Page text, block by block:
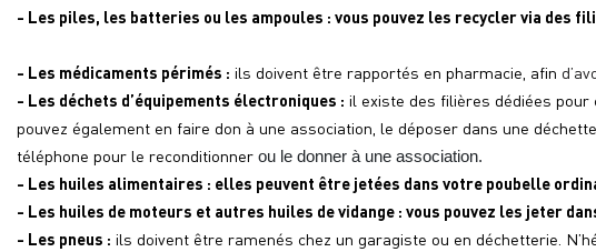
- Les piles, les batteries ou les ampoules : vous pouvez les recycler via des
- Les médicaments périmés : ils doivent être rapportés en pharmacie, afin
- Les déchets d’équipements électroniques : il existe des filières dédiées pour
pouvez également en faire don à une association, le déposer dans une
téléphone pour le reconditionner ou le donner à une association.
- Les huiles alimentaires : elles peuvent être jetées dans votre poubelle
- Les huiles de moteurs et autres huiles de vidange : vous pouvez les jeter
- Les pneus : ils doivent être ramenés chez un garagiste ou en déchetterie.